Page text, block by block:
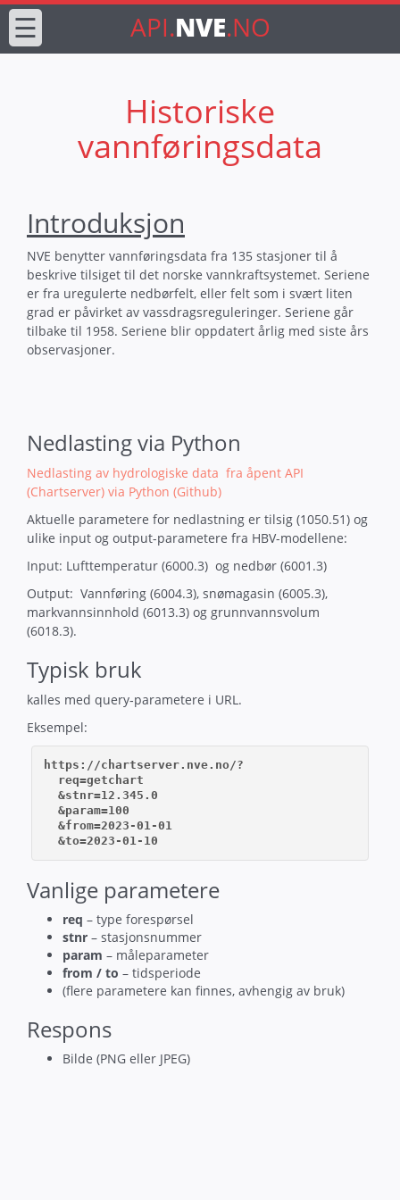
API.NVE.NO
☰
Historiske
vannføringsdata
Introduksjon
NVE benytter vannføringsdata fra 135 stasjoner til å
beskrive tilsiget til det norske vannkraftsystemet. Seriene
er fra uregulerte nedbørfelt, eller felt som i svært liten
grad er påvirket av vassdragsreguleringer. Seriene går
tilbake til 1958. Seriene blir oppdatert årlig med siste års
observasjoner.
Nedlasting via Python
Nedlasting av hydrologiske data fra åpent API
(Chartserver) via Python (Github)
Aktuelle parametere for nedlastning er tilsig (1050.51) og
ulike input og output-parametere fra HBV-modellene:
Input: Lufttemperatur (6000.3) og nedbør (6001.3)
Output: Vannføring (6004.3), snømagasin (6005.3),
markvannsinnhold (6013.3) og grunnvannsvolum
(6018.3).
Typisk bruk
kalles med query‑parametere i URL.
Eksempel:
https://chartserver.nve.no/?
Vanlige parametere
req – type forespørsel
stnr – stasjonsnummer
param – måleparameter
from / to – tidsperiode
(flere parametere kan finnes, avhengig av bruk)
Respons
Bilde (PNG eller JPEG)